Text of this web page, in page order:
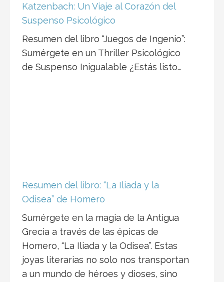
Katzenbach: Un Viaje al Corazón del
Suspenso Psicológico
Resumen del libro “Juegos de Ingenio”:
Sumérgete en un Thriller Psicológico
de Suspenso Inigualable ¿Estás listo…
Resumen del libro: “La Iliada y la
Odisea” de Homero
Sumérgete en la magia de la Antigua
Grecia a través de las épicas de
Homero, “La Iliada y la Odisea”. Estas
joyas literarias no solo nos transportan
a un mundo de héroes y dioses, sino